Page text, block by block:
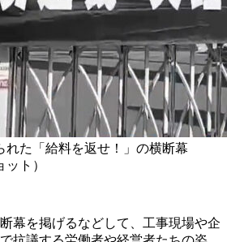
れた「給料を返せ！」の横断幕
ット）
幕を掲げるなどして、工事現場や企